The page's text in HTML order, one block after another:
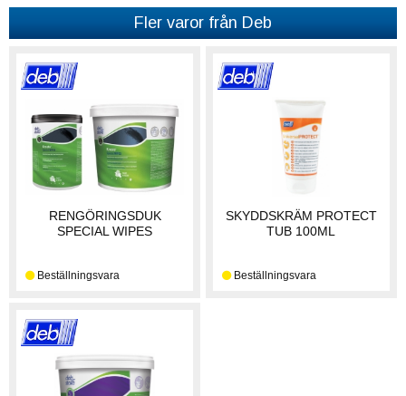
Fler varor från Deb
RENGÖRINGSDUK
SPECIAL WIPES
SKYDDSKRÄM PROTECT
TUB 100ML